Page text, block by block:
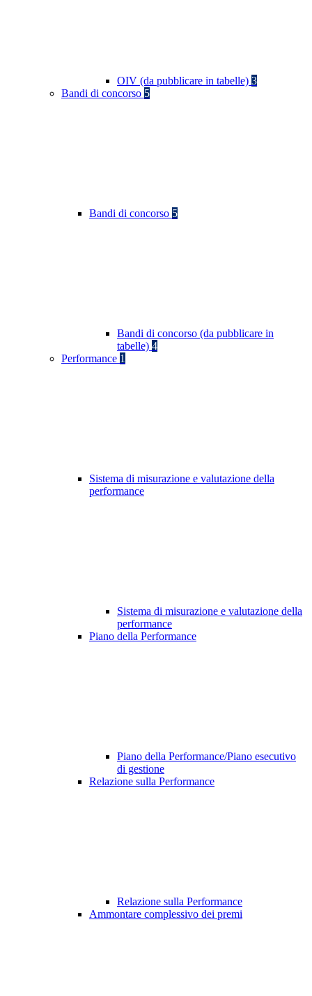
OIV (da pubblicare in tabelle) 3
Bandi di concorso 5
Bandi di concorso 5
Bandi di concorso (da pubblicare in
tabelle) 4
Performance 1
Sistema di misurazione e valutazione della
performance
Sistema di misurazione e valutazione della
performance
Piano della Performance
Piano della Performance/Piano esecutivo
di gestione
Relazione sulla Performance
Relazione sulla Performance
Ammontare complessivo dei premi